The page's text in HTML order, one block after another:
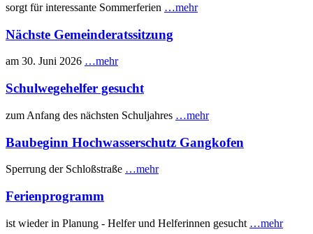
sorgt für interessante Sommerferien …mehr
Nächste Gemeinderatssitzung
am 30. Juni 2026 …mehr
Schulwegehelfer gesucht
zum Anfang des nächsten Schuljahres …mehr
Baubeginn Hochwasserschutz Gangkofen
Sperrung der Schloßstraße …mehr
Ferienprogramm
ist wieder in Planung - Helfer und Helferinnen gesucht …mehr